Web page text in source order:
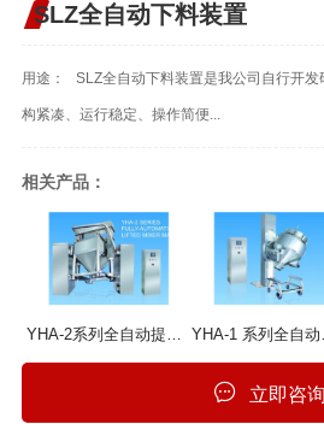
SLZ全自动下料装置
用途： SLZ全自动下料装置是我公司自行开发
构紧凑、运行稳定、操作简便...
相关产品：
立即咨询